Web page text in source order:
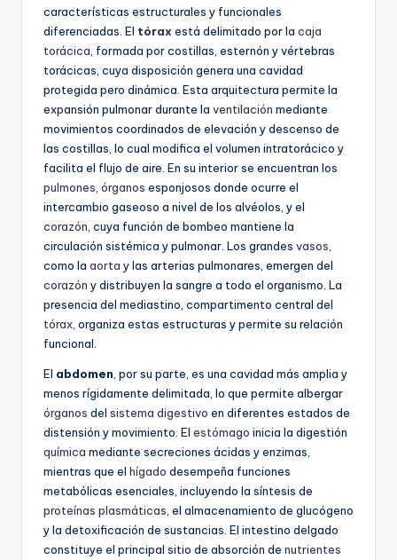
características estructurales y funcionales
diferenciadas. El tórax está delimitado por la caja
torácica , formada por costillas, esternón y vértebras
torácicas, cuya disposición genera una cavidad
protegida pero dinámica. Esta arquitectura permite la
expansión pulmonar durante la ventilación mediante
movimientos coordinados de elevación y descenso de
las costillas, lo cual modifica el volumen intratorácico y
facilita el flujo de aire. En su interior se encuentran los
pulmones órganos esponjosos donde ocurre el
intercambio gaseoso a nivel de los alvéolos, y el
corazón , cuya función de bombeo mantiene la
circulación sistémica y pulmonar. Los grandes vasos
como la aorta y las arterias pulmonares, emergen del
corazón y distribuyen la sangre a todo el organismo. La
presencia del mediastino, compartimento central del
tórax , organiza estas estructuras y permite su relación
funcional.
El abdomen , por su parte, es una cavidad más amplia y
menos rígidamente delimitada, lo que permite albergar
órganos del sistema digestivo en diferentes estados de
distensión y movimiento. El estómago inicia la digestión
química mediante secreciones ácidas y enzimas,
mientras que el hígado desempeña funciones
metabólicas esenciales, incluyendo la síntesis de
proteínas plasmáticas , el almacenamiento de glucógeno
y la detoxificación de sustancias. El intestino delgado
constituye el principal sitio de absorción de nutrientes